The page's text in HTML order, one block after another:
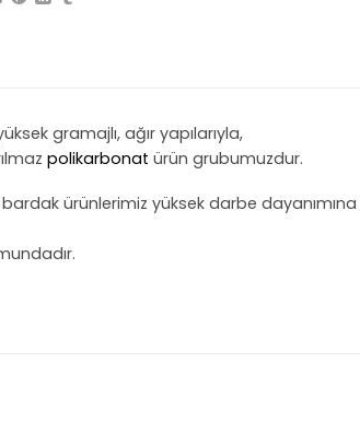
gramajlı, ağır yapılarıyla,
polikarbonat ürün grubumuzdur.
ürünlerimiz yüksek darbe